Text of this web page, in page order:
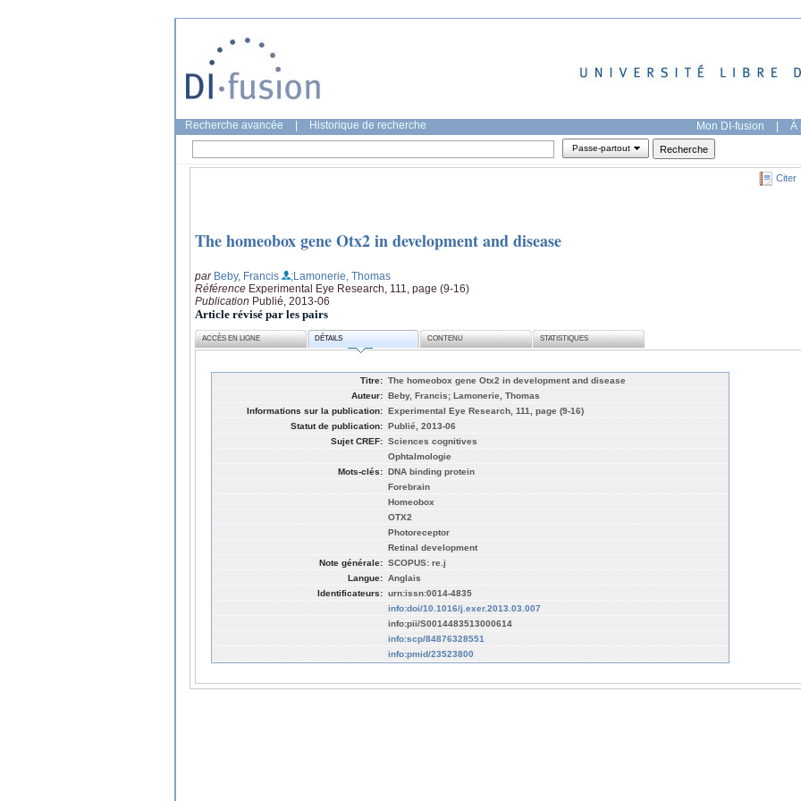
Recherche avancée Historique de recherche Mon DI-fusion | À
Passe-partout
Citer
The homeobox gene Otx2 in development and disease
par Beby, Francis
;Lamonerie, Thomas
Référence Experimental Eye Research, 111, page (9-16)
Publication Publié, 2013-06
Article révisé par les pairs
ACCÈS EN LIGNE DÉTAILS CONTENU STATISTIQUES
Titre: The homeobox gene Otx2 in development and disease
Auteur: Beby, Francis; Lamonerie, Thomas
Informations sur la publication: Experimental Eye Research, 111, page (9-16)
Statut de publication: Publié, 2013-06
Sujet CREF: Sciences cognitives
Ophtalmologie
Mots-clés: DNA binding protein
Forebrain
Homeobox
OTX2
Photoreceptor
Retinal development
Note générale: SCOPUS: re.j
Langue: Anglais
Identificateurs: urn:issn:0014-4835
info:doi/10.1016/j.exer.2013.03.007
info:pii/S0014483513000614
info:scp/84876328551
info:pmid/23523800